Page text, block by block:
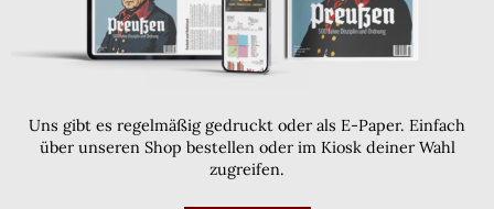
Uns gibt es regelmäßig gedruckt oder als E-Paper. Einfach
über unseren Shop bestellen oder im Kiosk deiner Wahl
zugreifen.